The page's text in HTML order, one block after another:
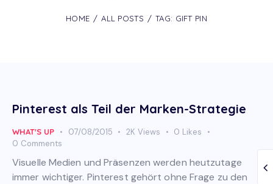
HOME ALL POSTS TAG: GIFT PIN
Pinterest als Teil der Marken-Strategie
WHAT'S UP 07/08/2015 2K Views 0 Likes
0 Comments
Visuelle Medien und Präsenzen werden heutzutage
immer wichtiger. Pinterest gehört ohne Frage zu den